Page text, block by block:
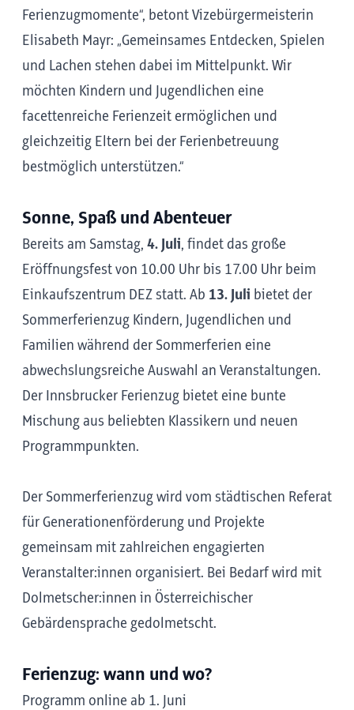
Ferienzugmomente“, betont Vizebürgermeisterin
Elisabeth Mayr: „Gemeinsames Entdecken, Spielen
und Lachen stehen dabei im Mittelpunkt. Wir
möchten Kindern und Jugendlichen eine
facettenreiche Ferienzeit ermöglichen und
gleichzeitig Eltern bei der Ferienbetreuung
bestmöglich unterstützen.“
Sonne, Spaß und Abenteuer
Bereits am Samstag, 4. Juli, findet das große
Eröffnungsfest von 10.00 Uhr bis 17.00 Uhr beim
Einkaufszentrum DEZ statt. Ab 13. Juli bietet der
Sommerferienzug Kindern, Jugendlichen und
Familien während der Sommerferien eine
abwechslungsreiche Auswahl an Veranstaltungen.
Der Innsbrucker Ferienzug bietet eine bunte
Mischung aus beliebten Klassikern und neuen
Programmpunkten.
Der Sommerferienzug wird vom städtischen Referat
für Generationenförderung und Projekte
gemeinsam mit zahlreichen engagierten
Veranstalter:innen organisiert. Bei Bedarf wird mit
Dolmetscher:innen in Österreichischer
Gebärdensprache gedolmetscht.
Ferienzug: wann und wo?
Programm online ab 1. Juni